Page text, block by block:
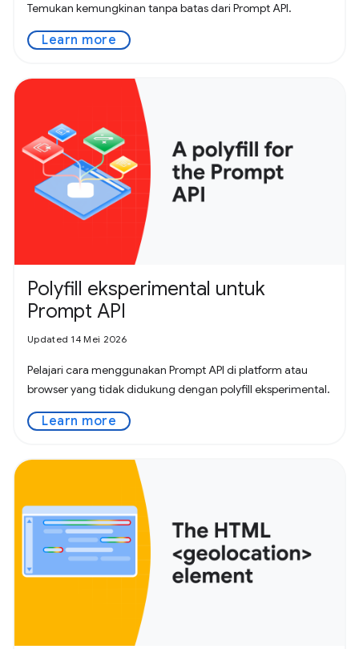
Temukan kemungkinan tanpa batas dari Prompt API.
Learn more
Polyfill eksperimental untuk
Prompt API
Updated 14 Mei 2026
Pelajari cara menggunakan Prompt API di platform atau
browser yang tidak didukung dengan polyfill eksperimental.
Learn more